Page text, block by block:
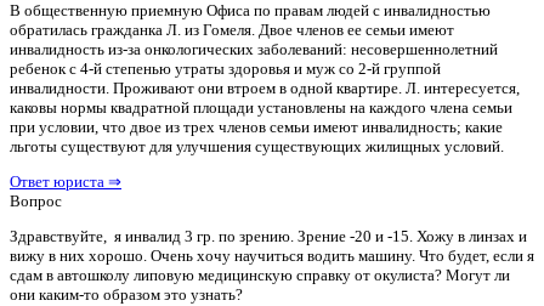
В общественную приемную Офиса по правам людей с инвалидностью
обратилась гражданка Л. из Гомеля. Двое членов ее семьи имеют
инвалидность из-за онкологических заболеваний: несовершеннолетний
ребенок с 4-й степенью утраты здоровья и муж со 2-й группой
инвалидности. Проживают они втроем в одной квартире. Л. интересуется,
каковы нормы квадратной площади установлены на каждого члена семьи
при условии, что двое из трех членов семьи имеют инвалидность; какие
льготы существуют для улучшения существующих жилищных условий.
Ответ юриста ⇒
Вопрос
Здравствуйте, я инвалид 3 гр. по зрению. Зрение -20 и -15. Хожу в линзах и
вижу в них хорошо. Очень хочу научиться водить машину. Что будет, если я
сдам в автошколу липовую медицинскую справку от окулиста? Могут ли
они каким-то образом это узнать?